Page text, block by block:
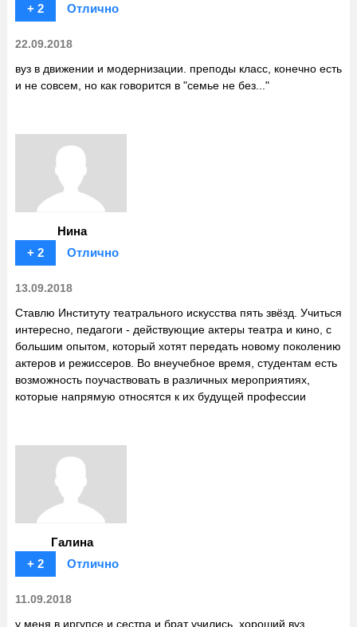
+ 2
Отлично
22.09.2018
вуз в движении и модернизации. преподы класс, конечно есть
и не совсем, но как говорится в "семье не без..."
Нина
+ 2
Отлично
13.09.2018
Ставлю Институту театрального искусства пять звёзд. Учиться
интересно, педагоги - действующие актеры театра и кино, с
большим опытом, который хотят передать новому поколению
актеров и режиссеров. Во внеучебное время, студентам есть
возможность поучаствовать в различных мероприятиях,
которые напрямую относятся к их будущей профессии
Галина
+ 2
Отлично
11.09.2018
у меня в иргупсе и сестра и брат учились. хороший вуз.